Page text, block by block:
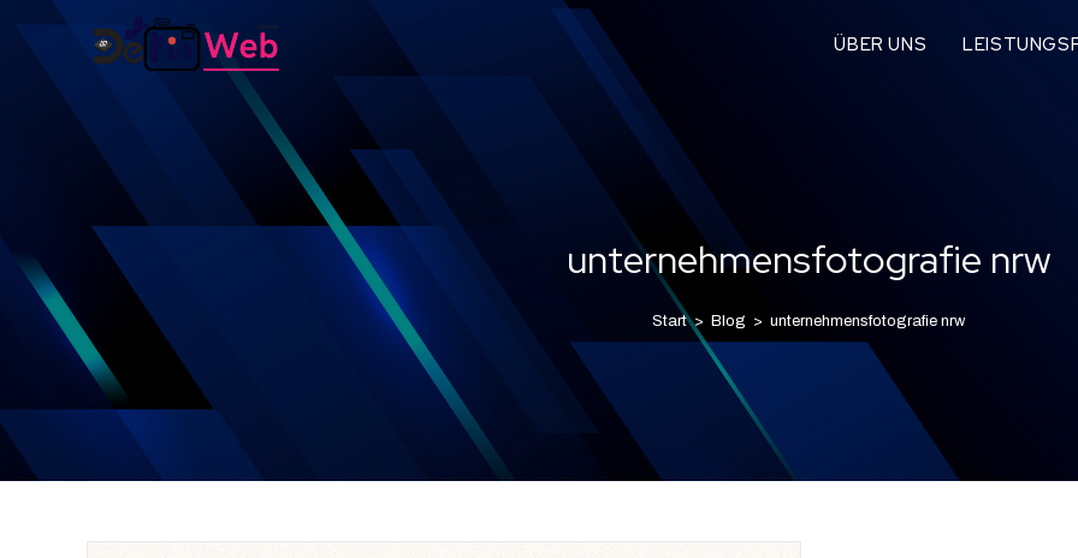
ÜBER UNS
unternehmensfotografie nrw
Start > Blog > unternehmensfotografie nrw